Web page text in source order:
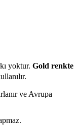
yoktur. Gold renkte
ve Avrupa